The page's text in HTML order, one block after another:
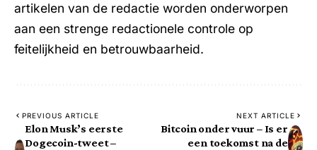
artikelen van de redactie worden onderworpen
aan een strenge redactionele controle op
feitelijkheid en betrouwbaarheid.
PREVIOUS ARTICLE
Elon Musk’s eerste
Dogecoin-tweet –
NEXT ARTICLE
Bitcoin onder vuur – Is er
een toekomst na de